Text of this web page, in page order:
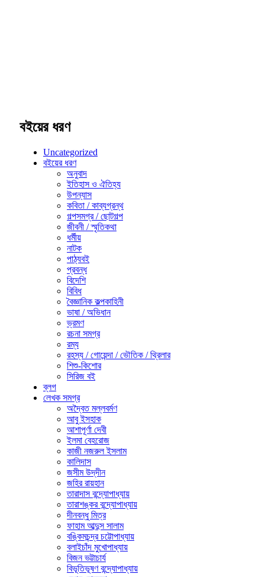
বইয়ের ধরণ
Uncategorized
বইয়ের ধরণ
অনুবাদ
ইতিহাস ও ঐতিহ্য
উপন্যাস
কবিতা / কাব্যগ্রন্থ
গল্পসমগ্র / ছোটগল্প
জীবনী / স্মৃতিকথা
ধর্মীয়
নাটক
পাঠ্যবই
প্রবন্ধ
বিদেশি
বিবিধ
বৈজ্ঞানিক কল্পকাহিনী
ভাষা / অভিধান
ভ্রমণ
রচনা সমগ্র
রম্য
রহস্য / গোয়েন্দা / ভৌতিক / থ্রিলার
শিশু-কিশোর
সিরিজ বই
ব্লগ
লেখক সমগ্র
অদ্বৈত মল্লবর্মণ
আবু ইসহাক
আশাপূর্ণা দেবী
ইলমা বেহরোজ
কাজী নজরুল ইসলাম
কালিদাস
জসীম উদ্‌দীন
জহির রায়হান
তারাদাস বন্দ্যোপাধ্যায়
তারাশঙ্কর বন্দ্যোপাধ্যায়
দীনবন্ধু মিত্র
ফাহাম আব্দুস সালাম
বঙ্কিমচন্দ্র চট্টোপাধ্যায়
বলাইচাঁদ মুখোপাধ্যায়
বিজন ভট্টাচার্য
বিভূতিভূষণ বন্দ্যোপাধ্যায়